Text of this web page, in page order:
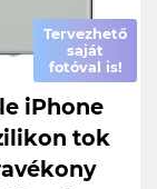
Tervezhető
saját
fotóval is!
iPhone
tok